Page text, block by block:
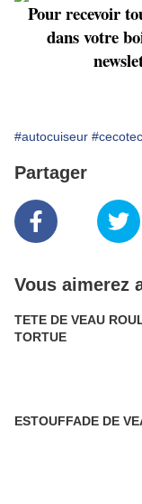
Pour recevoir
dans votre
#autocuiseur #cecotec
Partager
Vous aimerez
TETE DE VEAU
TORTUE
ESTOUFFADE DE